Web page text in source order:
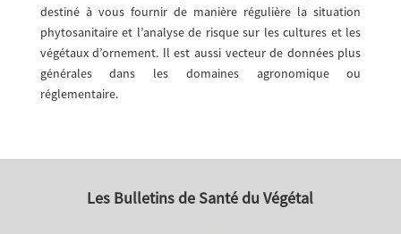
destiné à vous fournir de manière régulière la situation
phytosanitaire et l’analyse de risque sur les cultures et les
végétaux d’ornement. Il est aussi vecteur de données plus
générales dans les domaines agronomique ou
réglementaire.
Les Bulletins de Santé du Végétal